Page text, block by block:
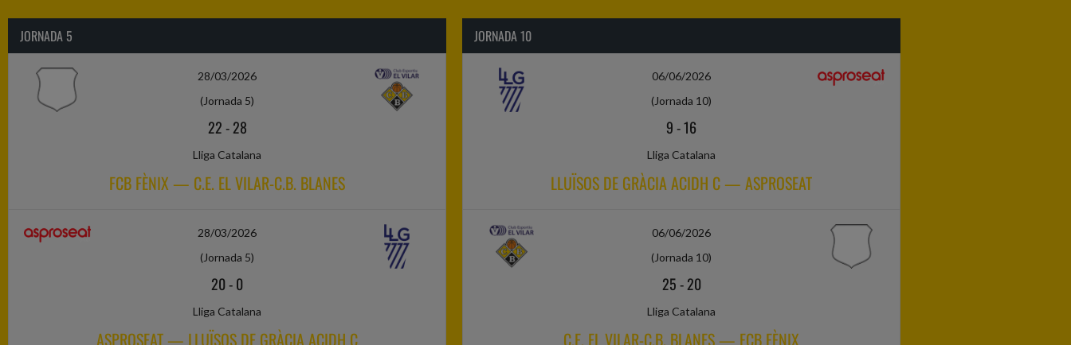
JORNADA 5
28/03/2026
(Jornada 5)
22-28
Lliga Catalana
FCB FÈNIX — C.E. EL VILAR-C.B. BLANES
28/03/2026
(Jornada 5)
20-0
Lliga Catalana
ASPROSEAT — LLUÏSOS DE GRÀCIA ACIDH C
JORNADA 10
06/06/2026
(Jornada 10)
9-16
Lliga Catalana
LLUÏSOS DE GRÀCIA ACIDH C — ASPROSEAT
06/06/2026
(Jornada 10)
25-20
Lliga Catalana
C.E. EL VILAR-C.B. BLANES — FCB FÈNIX